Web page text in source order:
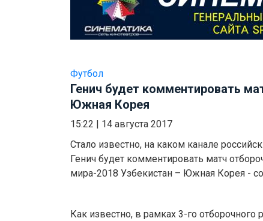
Футбол
Генич будет комментировать
Южная Корея
15:22
14 августа 2017
Стало известно, на каком канале
Генич будет комментировать матч
мира-2018 Узбекистан – Южная Корея -
Как известно, в рамках 3-го